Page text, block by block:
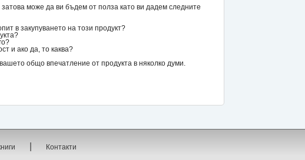
може да ви бъдем от полза като ви дадем следните
в закупуването на този продукт?
и ако да, то каква?
общо впечатление от продукта в няколко думи.
| Контакти